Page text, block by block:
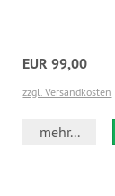
EUR 99,00
zzgl. Versandkosten
mehr...